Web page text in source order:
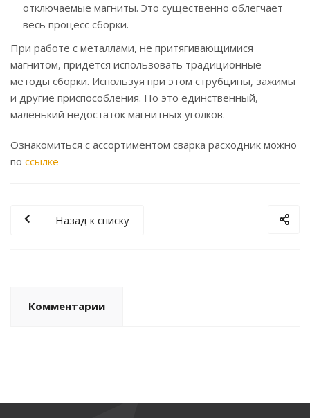
отключаемые магниты. Это существенно облегчает
весь процесс сборки.
При работе с металлами, не притягивающимися
магнитом, придётся использовать традиционные
методы сборки. Используя при этом струбцины, зажимы
и другие приспособления. Но это единственный,
маленький недостаток магнитных уголков.
Ознакомиться с ассортиментом сварка расходник можно
по ссылке
Назад к списку
Комментарии